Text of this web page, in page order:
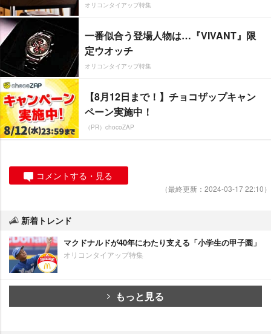
オリコンタイアップ特集
一番似合う登場人物は…『VIVANT』限
定ウオッチ
オリコンタイアップ特集
【8月12日まで！】チョコザップキャン
ペーン実施中！
（PR）chocoZAP
コメントする・見る
（最終更新：2024-03-17 22:10）
新着トレンド
マクドナルドが40年にわたり支える「小学生の甲子園」
オリコンタイアップ特集
もっと見る